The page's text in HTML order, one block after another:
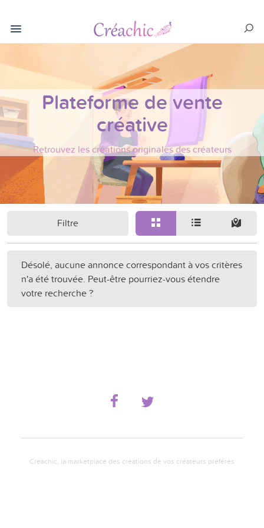
Plateforme de vente
créative
Retrouvez les créations originales des créateurs
Filtre
Désolé, aucune annonce correspondant à vos critères
n'a été trouvée. Peut-être pourriez-vous étendre
votre recherche ?
Creachic, la marketplace des créations de vos créateurs préférés